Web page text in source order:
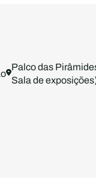
Palco das
Sala de